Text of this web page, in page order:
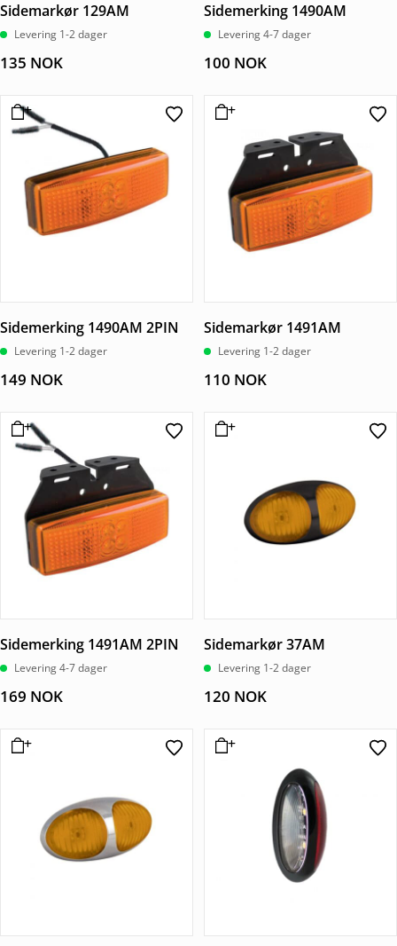
Sidemarkør 129AM
Levering 1-2 dager
135 NOK
Sidemerking 1490AM
Levering 4-7 dager
100 NOK
Sidemerking 1490AM 2PIN
Levering 1-2 dager
149 NOK
Sidemarkør 1491AM
Levering 1-2 dager
110 NOK
Sidemerking 1491AM 2PIN
Levering 4-7 dager
169 NOK
Sidemarkør 37AM
Levering 1-2 dager
120 NOK